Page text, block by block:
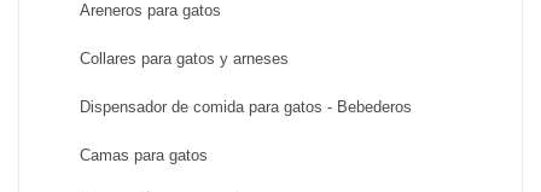
Areneros para gatos
Collares para gatos y arneses
Dispensador de comida para gatos - Bebederos
Camas para gatos